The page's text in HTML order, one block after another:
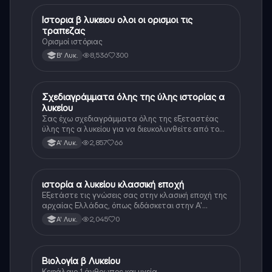
Ιστορία
Ιστορια β λυκειου ολοι οι ορισμοι τις
τραπεζας
Ορισμοί ιστόριας
Β' Λυκ. 8,536 300
Ιστορία
Σχεδιαγράμματα όλης της ύλης ιστορίας α
λυκείου
Σας έχω σχεδιαγράμματα όλης της εξεταστέας
ύλης της α λυκείου για να διευκολυνθείτε από το
τεράστιο βάρος του βιβλίου
Α' Λυκ. 2,857 66
Ιστορία
ιστορία α λυκείου κλασσική εποχή
Εξετάστε τις γνώσεις σας στην κλασική εποχή της
αρχαίας Ελλάδας, όπως διδάσκεται στην Α'
Λυκείου.Α' Λυκ. 2,045 0
Βιολογία
Βιολογία β Λυκείου